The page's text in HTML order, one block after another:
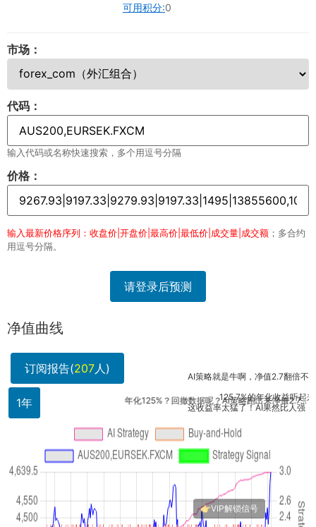
可用积分:0
市场：
代码：
输入代码或名称快速搜索，多个用逗号分隔
价格：
输入最新价格序列：收盘价|开盘价|最高价|最低价|成交量|成交额 ；多合约
用逗号分隔。
请登录后预测
净值曲线
订阅报告(207人)
1年 年化125%？回撤数据呢？AI策略跑出来净值2.7...
这收益率太猛了！AI果然比人强，我准
125.7%的年化收益听起来太美
AI策略就是牛啊，净值2.7翻倍不止！